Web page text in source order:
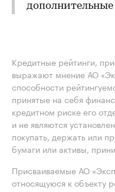
дополнительные
Кредитные рейтинги,
выражают мнение АО
способности
принятые на себя
кредитном риске его
и не являются
покупать, держать или
бумаги или активы,
Присваиваемые АО
относящуюся к объекту